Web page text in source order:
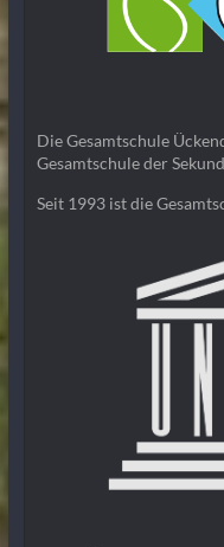
Die Gesamtschule
Gesamtschule der
Seit 1993 ist die